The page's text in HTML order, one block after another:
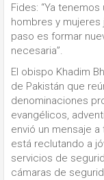
Fides: “Ya
hombres y mujeres
paso es formar
necesaria”.
El obispo Khadim
de Pakistán que
denominaciones
evangélicos,
envió un mensaje
está reclutando a
servicios de
cámaras de